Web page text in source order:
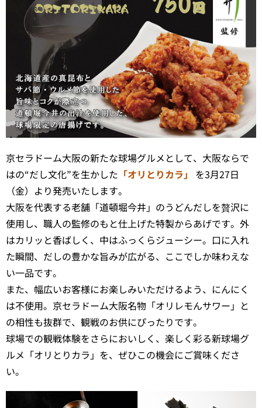
京セラドーム大阪の新たな球場グルメとして、大阪ならで
はの“だし文化”を生かした 「オリとりカラ」
を3月27日
（金）より発売いたします。
大阪を代表する老舗「道頓堀今井」のうどんだしを贅沢に
使用し、職人の監修のもと仕上げた特製からあげです。外
はカリッと香ばしく、中はふっくらジューシー。口に入れ
た瞬間、だしの豊かな旨みが広がる、ここでしか味わえな
い一品です。
また、幅広いお客様にお楽しみいただけるよう、にんにく
は不使用。京セラドーム大阪名物「オリレモんサワー」と
の相性も抜群で、観戦のお供にぴったりです。
球場での観戦体験をさらにおいしく、楽しく彩る新球場グ
ルメ「オリとりカラ」を、ぜひこの機会にご賞味くださ
い。